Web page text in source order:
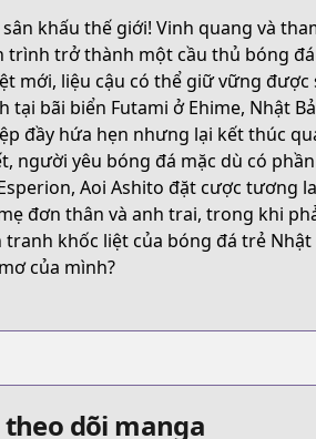
4db0-b448-d9afa3d698f1
B093M9P3ZP
ashi
sân khấu thế giới! Vinh quang và
trình trở thành một cầu thủ bóng
mới, liệu cậu có thể giữ vững
tại bãi biển Futami ở Ehime, Nhật
đầy hứa hẹn nhưng lại kết thúc
người yêu bóng đá mặc dù có
Aoi Ashito đặt cược tương
đơn thân và anh trai, trong khi
tranh khốc liệt của bóng đá trẻ
của mình?
dõi manga